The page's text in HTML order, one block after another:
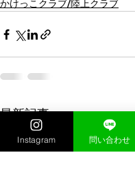
かけっこクラブ/陸上クラブ
最新記事
Instagram 問い合わせ